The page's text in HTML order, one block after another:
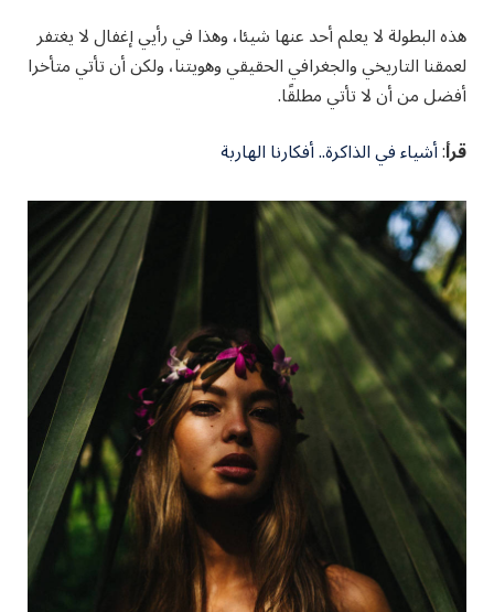
هذه البطولة لا يعلم أحد عنها شيئا، وهذا في رأيي إغفال لا يغتفر
لعمقنا التاريخي والجغرافي الحقيقي وهويتنا، ولكن أن تأتي متأخرا
أفضل من أن لا تأتي مطلقًا.
قرأ:أشياء في الذاكرة.. أفكارنا الهاربة